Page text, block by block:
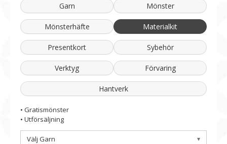
Garn Mönster
Mönsterhäfte Materialkit
Presentkort Sybehör
Verktyg Förvaring
Hantverk
• Gratismönster
• Utförsäljning
Välj Garn